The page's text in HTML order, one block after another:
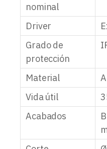
nominal
Driver
Grado de
protección
Material
Vida útil
Acabados